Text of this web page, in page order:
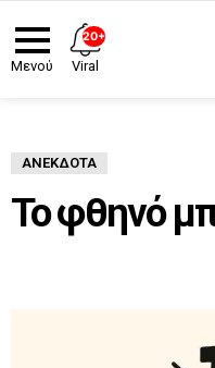
Μενού
ΑΝΈΚΔΟΤΑ
Το φθηνό
20+
Viral